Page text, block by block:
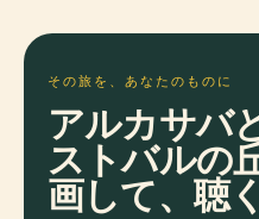
その旅を、あなたのものに
アルカサバ
ストバルの
画して、聴